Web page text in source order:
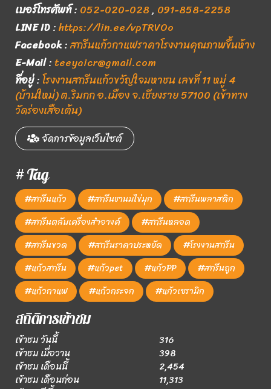
เบอร์โทรศัพท์: 052-020-028, 091-858-2258
LINE ID:https://lin.ee/vpTRVOo
Facebook:สกรีนแก้วกาแฟราคาโรงงานคุณภาพขึ้นห้าง
E-Mail:teeyaicr@gmail.com
ที่อยู่:โรงงานสกรีนแก้วขวัญใจมหาชน เลขที่ 11 หมู่ 4
(บ้านใหม่) ต.ริมกก อ.เมือง จ.เชียงราย 57100 (เข้าทาง
วัดร่องเสือเต้น)
จัดการข้อมูลเว็บไซต์
# Tag
#สกรีนแก้ว #สกรีนชานมไข่มุก
#สกรีนพลาสติก
#สกรีนตลับเครื่องสำอางค์
#สกรีนหลอด
#สกรีนขวด
#สกรีนราคาประหยัด
#โรงงานสกรีน
#แก้วสกรีน
#แก้วpet #แก้วPP
#สกรีนถูก
#แก้วกาแฟ
#แก้วกระจก #แก้วเซรามิก
สถิติการเข้าชม
เข้าชม วันนี้
316
เข้าชม เมื่อวาน
398
เข้าชม เดือนนี้
2,454
เข้าชม เดือนก่อน
11,313